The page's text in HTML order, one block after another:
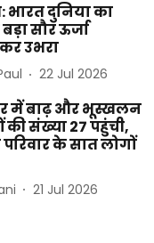
दुनिया का
सौर ऊर्जा
उभरा
22 Jul 2026
में बाढ़ और भूस्खलन
संख्या 27 पहुंची,
के सात लोगों
21 Jul 2026